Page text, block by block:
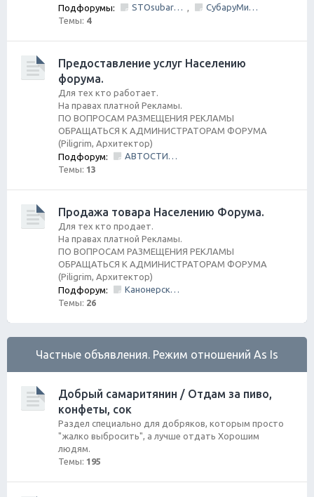
Подфорумы:
STOsubaru.COM Интернет-магазин (на Севере Города) ,
СубаруМир - в наличии запчасти для Субару. Оригинал / Неоригинал (на Юге Города)
Темы: 4
Предоставление услуг Населению
форума.
Для тех кто работает.
На правах платной Рекламы.
ПО ВОПРОСАМ РАЗМЕЩЕНИЯ РЕКЛАМЫ
ОБРАЩАТЬСЯ К АДМИНИСТРАТОРАМ ФОРУМА
(Piligrim, Архитектор)
Подфорум:
АВТОСТИЛЬ by SANDRA
Темы: 13
Продажа товара Населению Форума.
Для тех кто продает.
На правах платной Рекламы.
ПО ВОПРОСАМ РАЗМЕЩЕНИЯ РЕКЛАМЫ
ОБРАЩАТЬСЯ К АДМИНИСТРАТОРАМ ФОРУМА
(Piligrim, Архитектор)
Подфорум:
Канонерский КАСПЕР
Темы: 26
Частные объявления. Режим отношений As Is
Добрый самаритянин / Отдам за пиво,
конфеты, сок
Раздел специально для добряков, которым просто
"жалко выбросить", а лучше отдать Хорошим
людям.
Темы: 195